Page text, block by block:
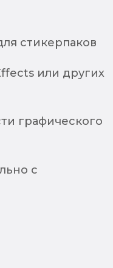
стикерпаков
или других
графического
с